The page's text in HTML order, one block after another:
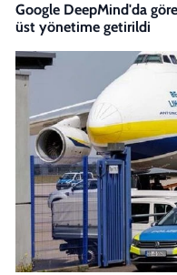
Google DeepMind'da
üst yönetime getirildi